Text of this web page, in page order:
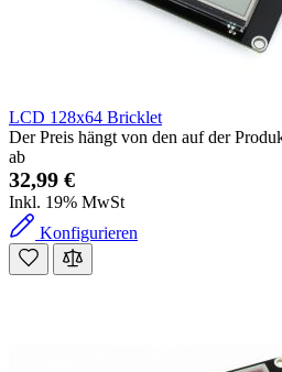
LCD 128x64 Bricklet
Der Preis hängt von den auf der
ab
32,99 €
Inkl. 19% MwSt
Konfigurieren